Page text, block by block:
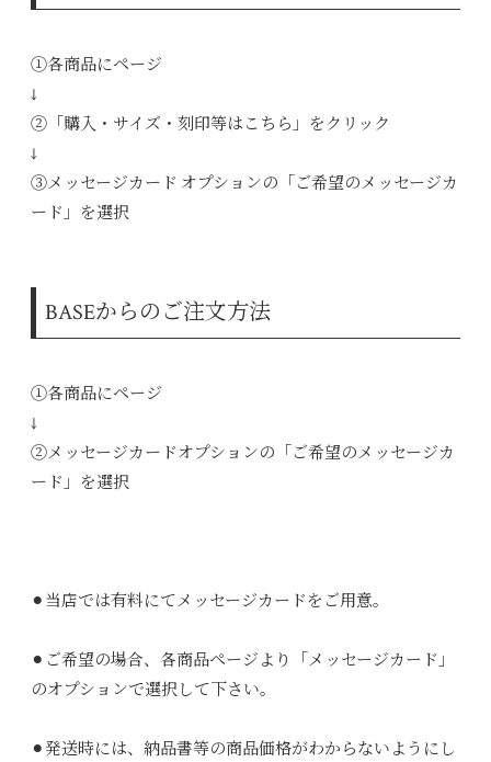
①各商品にページ
↓
②「購入・サイズ・刻印等はこちら」をクリック
↓
③メッセージカード オプションの「ご希望のメッセージカ
ード」を選択
BASEからのご注文方法
①各商品にページ
↓
②メッセージカードオプションの「ご希望のメッセージカ
ード」を選択
⚫︎当店では有料にてメッセージカードをご用意。
⚫︎ご希望の場合、各商品ページより「メッセージカード」
のオプションで選択して下さい。
⚫︎発送時には、納品書等の商品価格がわからないようにし